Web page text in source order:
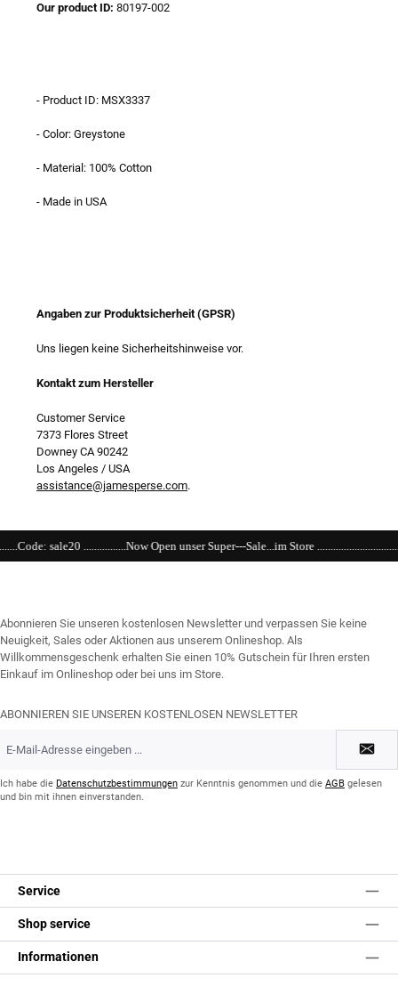
Our product ID: 80197-002
- Product ID: MSX3337
- Color: Greystone
- Material: 100% Cotton
- Made in USA
Angaben zur Produktsicherheit (GPSR)
Uns liegen keine Sicherheitshinweise vor.
Kontakt zum Hersteller
Customer Service
7373 Flores Street
Downey CA 90242
Los Angeles / USA
assistance@jamesperse.com.
Open unser Super---Sale...im Store
Abonnieren Sie unseren kostenlosen Newsletter und verpassen Sie keine
Neuigkeit, Sales oder Aktionen aus unserem Onlineshop. Als
Willkommensgeschenk erhalten Sie einen 10% Gutschein für Ihren ersten
Einkauf im Onlineshop oder bei uns im Store.
ABONNIEREN SIE UNSEREN KOSTENLOSEN NEWSLETTER
Mail-
*Ich habe die Datenschutzbestimmungen zur Kenntnis genommen und die AGB gelesen
und bin mit ihnen einverstanden.
Service
Shop service
Informationen